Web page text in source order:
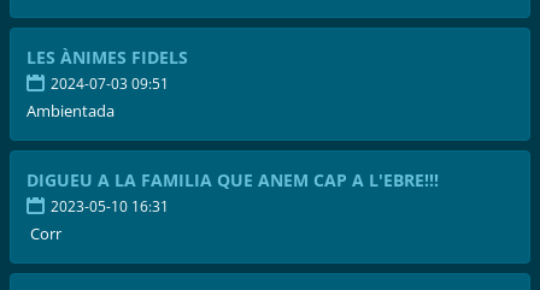
LES ÀNIMES FIDELS
2024-07-03 09:51
Ambientada
DIGUEU A LA FAMILIA QUE ANEM CAP A L'EBRE!!!
2023-05-10 16:31
Corr